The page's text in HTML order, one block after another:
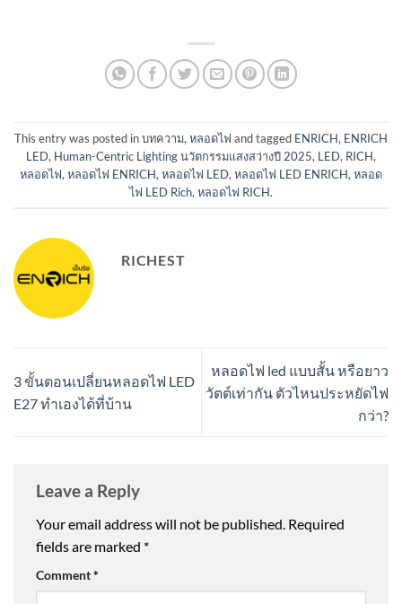
This entry was posted inบทความ, หลอดไฟ and tagged ENRICH, ENRICH
LED, Human-Centric Lighting นวัตกรรมแสงสว่างปี 2025, LED, RICH,
หลอดไฟ, หลอดไฟ ENRICH, หลอดไฟ LED, หลอดไฟ LED ENRICH, หลอด
ไฟ LED Rich, หลอดไฟ RICH.
RICHEST
3 ขั้นตอนเปลี่ยนหลอดไฟ LED
E27 ทำเองได้ที่บ้าน
หลอดไฟ led แบบสั้น หรือยาว
วัตต์เท่ากัน ตัวไหนประหยัดไฟ
กว่า?
Leave a Reply
Your email address will not be published. Required
fields are marked *
Comment*